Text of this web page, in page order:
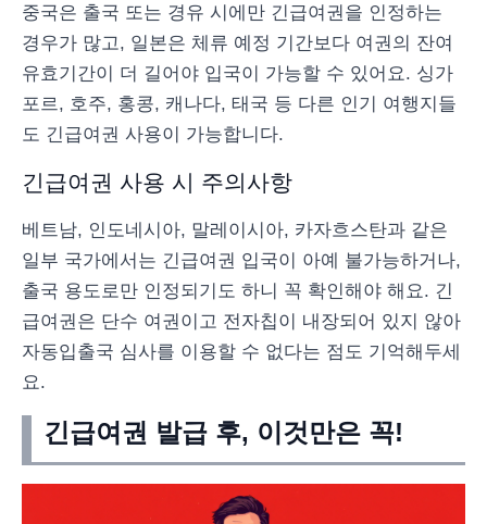
중국은 출국 또는 경유 시에만 긴급여권을 인정하는
경우가 많고, 일본은 체류 예정 기간보다 여권의 잔여
유효기간이 더 길어야 입국이 가능할 수 있어요. 싱가
포르, 호주, 홍콩, 캐나다, 태국 등 다른 인기 여행지들
도 긴급여권 사용이 가능합니다.
긴급여권 사용 시 주의사항
베트남, 인도네시아, 말레이시아, 카자흐스탄과 같은
일부 국가에서는 긴급여권 입국이 아예 불가능하거나,
출국 용도로만 인정되기도 하니 꼭 확인해야 해요. 긴
급여권은 단수 여권이고 전자칩이 내장되어 있지 않아
자동입출국 심사를 이용할 수 없다는 점도 기억해두세
요.
긴급여권 발급 후, 이것만은 꼭!